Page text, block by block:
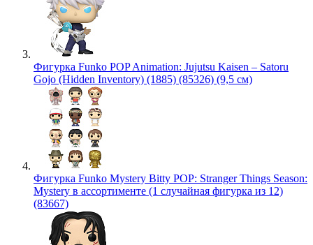
Фигурка Funko POP Animation: Jujutsu Kaisen – Satoru
Gojo (Hidden Inventory) (1885) (85326) (9,5 см)
Фигурка Funko Mystery Bitty POP: Stranger Things Season:
Mystery в ассортименте (1 случайная фигурка из 12)
(83667)